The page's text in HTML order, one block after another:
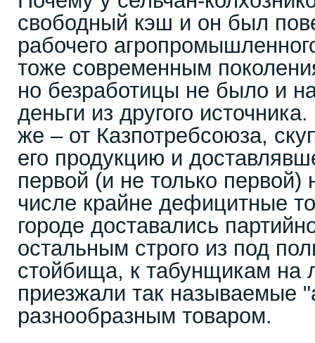
свободный кэш и он был
рабочего
тоже современным
но безработицы не было и
деньги из другого
же – от Казпотребсоюза,
его продукцию и
первой (и не только первой)
числе крайне дефицитные
городе доставались
остальным строго из под
стойбища, к табунщикам на
приезжали так называемые
разнообразным товаром.